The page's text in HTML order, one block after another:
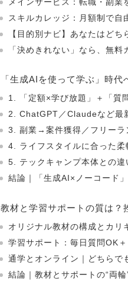
メインサービス：転職・副業
スキルカレッジ：月額制で自
【目的別ナビ】あなたはど
「決めきれない」なら、無
「生成AIを使って学ぶ」時
1. 「定額×学び放題」＋「質
2. ChatGPT／Claudeなど最
3. 副業→案件獲得／フリーラ
4. ライフスタイルに合った柔
5. テックキャンプ本体との違
結論｜「生成AI×ノーコード
教材と学習サポートの質は？
オリジナル教材の構成とカリ
学習サポート：毎日質問OK
通学とオンライン｜どちらで
結論｜教材とサポートの“両